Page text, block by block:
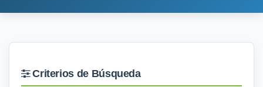
Criterios de Búsqueda